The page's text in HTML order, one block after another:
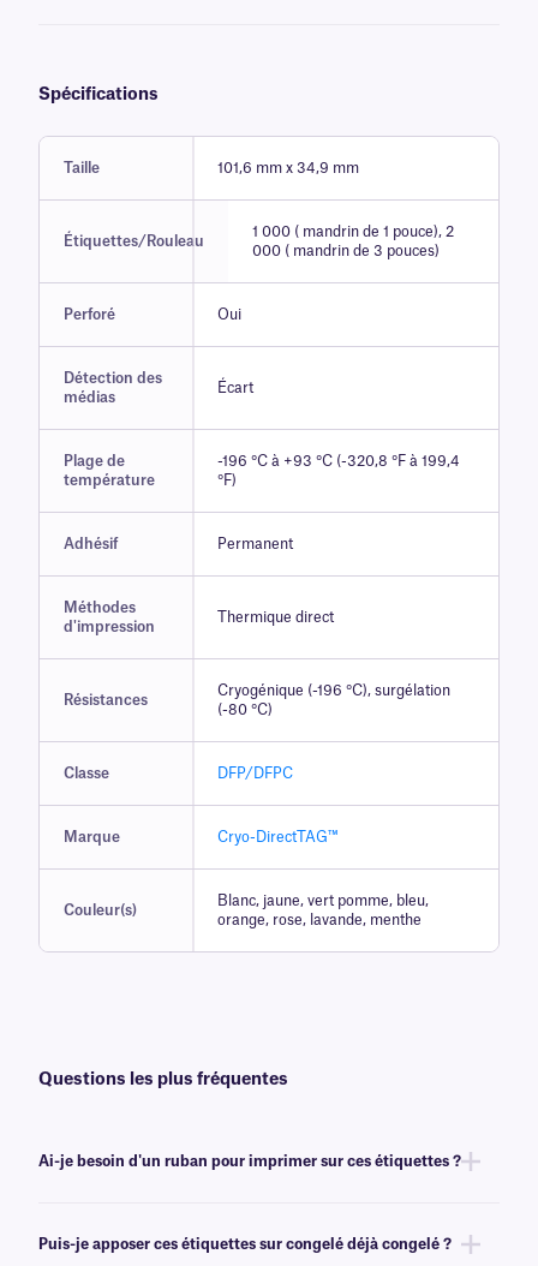
Spécifications
Taille 101,6 mm x 34,9 mm
Étiquettes/Rouleau
1 000 ( mandrin de 1 pouce), 2
000 ( mandrin de 3 pouces)
Perforé Oui
Détection des
médias
Écart
Plage de
température
-196 °C à +93 °C (-320,8 °F à 199,4
°F)
Adhésif Permanent
Méthodes
d'impression
Thermique direct
Résistances
Cryogénique (-196 °C), surgélation
(-80 °C)
Classe DFP/DFPC
Marque Cryo-DirectTAG™
Couleur(s)
Blanc, jaune, vert pomme, bleu,
orange, rose, lavande, menthe
Questions les plus fréquentes
Ai-je besoin d'un ruban pour imprimer sur ces étiquettes ?
thermique à impression thermique directe ou transfert thermique . Pour
Puis-je apposer ces étiquettes sur congelé déjà congelé ?